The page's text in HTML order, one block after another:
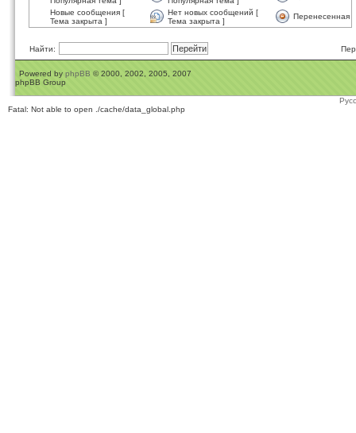
Новые сообщения [
Тема закрыта ]
Нет новых сообщений [
Тема закрыта ]
Перенесенная
Найти:
Powered by phpBB © 2000, 2002, 2005, 2007
phpBB Group
Fatal: Not able to open ./cache/data_global.php